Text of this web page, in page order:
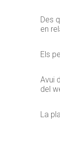
Des
en
Els
Avui
del
La